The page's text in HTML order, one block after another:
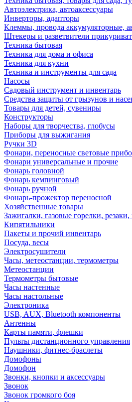
Автоэлектрика, автоаксессуары
Инверторы, адапторы
Клеммы, провода аккумуляторные,
Штекеры и разветвители
Техника бытовая
Техника для дома и офиса
Техника для кухни
Техника и инструменты для сада
Насосы
Садовый инструмент и инвентарь
Средства защиты от грызунов и
Товары для детей, сувениры
Конструкторы
Наборы для творчества, глобусы
Приборы для выжигания
Ручки 3D
Фонари, переносные световые
Фонари универсальные и прочие
Фонарь головной
Фонарь кемпинговый
Фонарь ручной
Фонарь-прожектор переносной
Хозяйственные товары
Зажигалки, газовые горелки,
Кипятильники
Пакеты и прочий инвентарь
Посуда, весы
Электросушители
Часы, метеостанции, термометры
Метеостанции
Термометры бытовые
Часы настенные
Часы настольные
Электроника
USB, AUX, Bluetooth компоненты
Антенны
Карты памяти, флешки
Пульты дистанционного управления
Наушники, фитнес-браслеты
Домофоны
Домофон
Звонки, кнопки и аксессуары
Звонок
Звонок громкого боя